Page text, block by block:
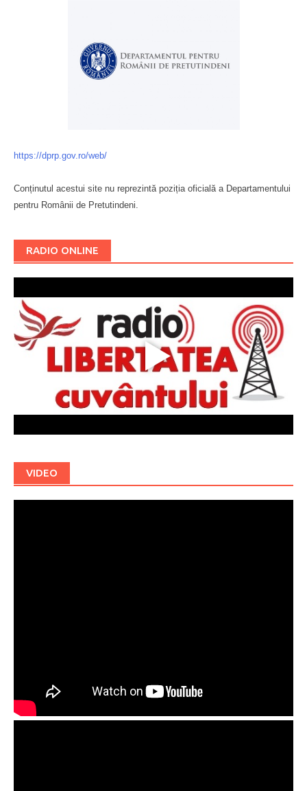
https://dprp.gov.ro/web/
Conținutul acestui site nu reprezintă poziția oficială a Departamentului
pentru Românii de Pretutindeni.
RADIO ONLINE
VIDEO